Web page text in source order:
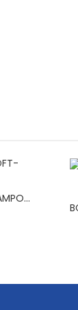
CAIXA COM 3 TAMPÕES SOFT-TAMPONS NORMAL